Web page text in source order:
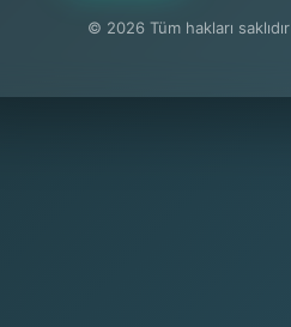
© 2026 Tüm hakları saklıdır